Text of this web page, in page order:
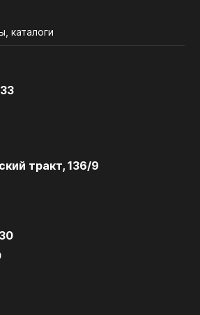
каталоги
тракт, 136/9